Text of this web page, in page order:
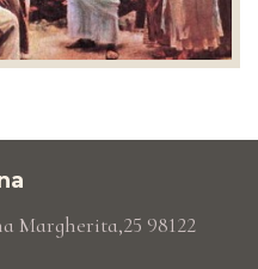
Margherita,25 98122